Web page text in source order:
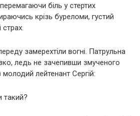
біль у стертих
крізь буреломи, густий
страх.
замерехтіли вогні. Патрульна
ледь не зачепивши змученого
лейтенант Сергій:
такий?